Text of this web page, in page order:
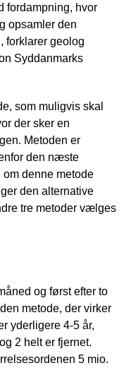
fordampning, hvor
opsamler den
forklarer geolog
Syddanmarks
som muligvis skal
der sker en
Metoden er
den næste
om denne metode
den alternative
tre metoder vælges
og først efter to
metode, der virker
yderligere 4-5 år,
2 helt er fjernet.
5 mio.